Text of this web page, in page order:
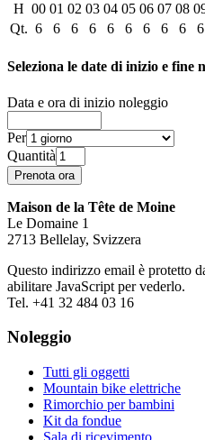
H 00 01 02 03 04 05 06 07 08
Qt. 6 6 6 6 6 6 6 6 6 6
Seleziona le date di inizio e fine
Data e ora di inizio noleggio
Per
Quantità
Maison de la Tête de Moine
Le Domaine 1
2713 Bellelay, Svizzera
Questo indirizzo email è protetto
abilitare JavaScript per vederlo.
Tel. +41 32 484 03 16
Noleggio
Tutti gli oggetti
Mountain bike elettriche
Rimorchio per bambini
Kit da fondue
Sala di ricevimento